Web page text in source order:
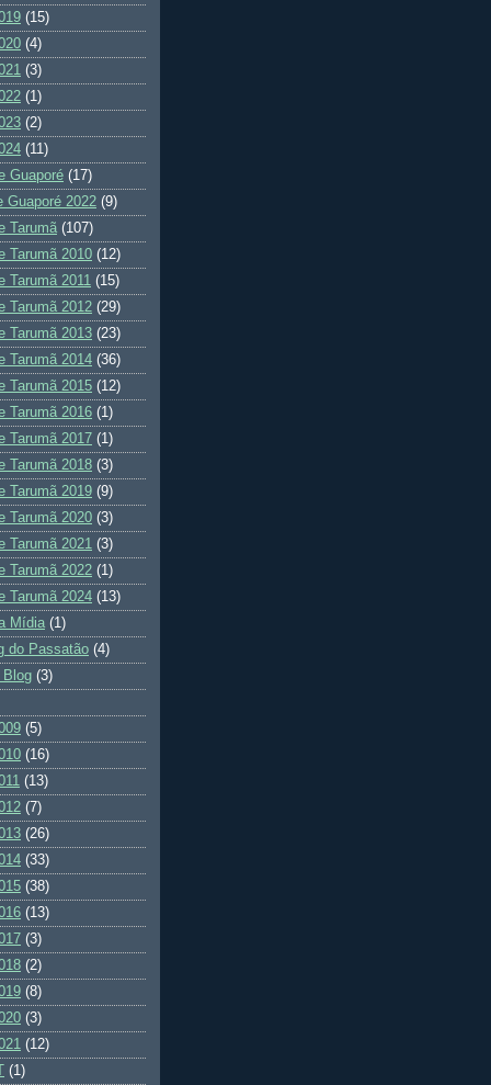
(15)
(4)
(3)
(1)
(2)
(11)
Guaporé (17)
Guaporé 2022 (9)
Tarumã (107)
Tarumã 2010 (12)
Tarumã 2011 (15)
Tarumã 2012 (29)
Tarumã 2013 (23)
Tarumã 2014 (36)
Tarumã 2015 (12)
Tarumã 2016 (1)
Tarumã 2017 (1)
Tarumã 2018 (3)
Tarumã 2019 (9)
Tarumã 2020 (3)
Tarumã 2021 (3)
Tarumã 2022 (1)
Tarumã 2024 (13)
Mídia (1)
do Passatão (4)
Blog (3)
(5)
(16)
(13)
(7)
(26)
(33)
(38)
(13)
(3)
(2)
(8)
(3)
(12)
(1)